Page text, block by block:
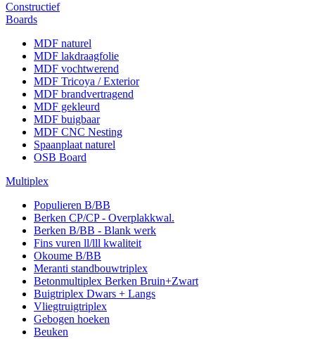
Constructief
Boards
MDF naturel
MDF lakdraagfolie
MDF vochtwerend
MDF Tricoya / Exterior
MDF brandvertragend
MDF gekleurd
MDF buigbaar
MDF CNC Nesting
Spaanplaat naturel
OSB Board
Multiplex
Populieren B/BB
Berken CP/CP - Overplakkwal.
Berken B/BB - Blank werk
Fins vuren ll/lll kwaliteit
Okoume B/BB
Meranti standbouwtriplex
Betonmultiplex Berken Bruin+Zwart
Buigtriplex Dwars + Langs
Vliegtruigtriplex
Gebogen hoeken
Beuken